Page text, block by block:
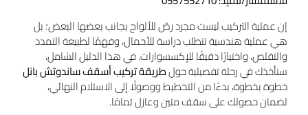
إن عملية التركيب ليست مجرد رصّ للألواح بجانب بعضها البعض؛ بل
هي عملية هندسية تتطلب دراسة للأحمال، وفهمًا لطبيعة التمدد
والتقلص، واختيارًا دقيقًا للإكسسوارات. في هذا الدليل الشامل،
سنأخذك في رحلة تفصيلية حولطريقة تركيب أسقف ساندوتش بانل
خطوة بخطوة، بدءًا من التخطيط ووصولًا إلى الاستلام النهائي،
لضمان حصولك على سقف متين وعازل تمامًا.